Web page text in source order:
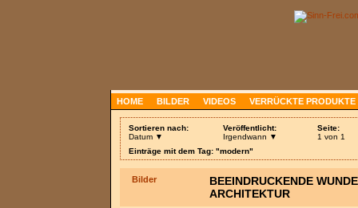
HOME BILDER VIDEOS VERRÜCKTE PRODUKTE
Sortieren nach:
Datum ▼
Veröffentlicht:
Irgendwann ▼
Seite:
1 von 1
Einträge mit dem Tag: "modern"
Bilder
BEEINDRUCKENDE
ARCHITEKTUR